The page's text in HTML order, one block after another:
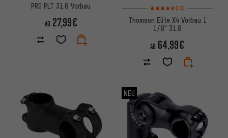
PRO PLT 31.8 Vorbau
AB 27,99€
Bewertungen: 4,5 von 5
(16)
Thomson Elite X4 Vorbau 1
1/8" 31.8
AB 64,99€
NEU